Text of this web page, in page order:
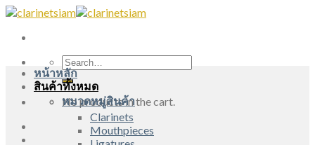
Skip
content
Search
for:
No products in the cart.
หน้าหลัก
สินค้าทั้งหมด
หมวดหมู่สินค้า
Clarinets
Mouthpieces